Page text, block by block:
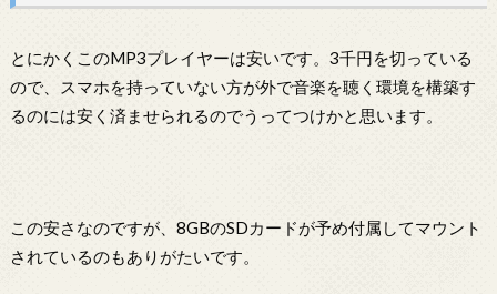
とにかくこのMP3プレイヤーは安いです。3千円を切っている
ので、スマホを持っていない方が外で音楽を聴く環境を構築す
るのには安く済ませられるのでうってつけかと思います。
この安さなのですが、8GBのSDカードが予め付属してマウント
されているのもありがたいです。